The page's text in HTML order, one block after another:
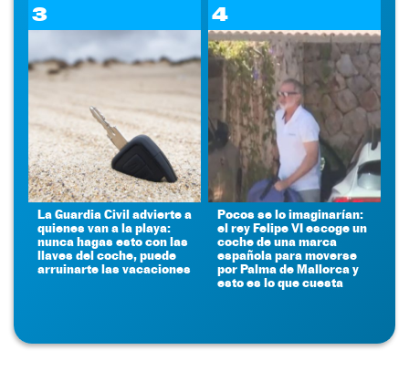
3
La Guardia Civil advierte a
quienes van a la playa:
nunca hagas esto con las
llaves del coche, puede
arruinarte las vacaciones
4
Pocos se lo imaginarían:
el rey Felipe VI escoge un
coche de una marca
española para moverse
por Palma de Mallorca y
esto es lo que cuesta